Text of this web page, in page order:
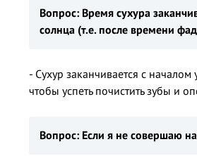
Вопрос: Время сухура
солнца (т.е. после времени
- Сухур заканчивается с
чтобы успеть почистить зубы и
Вопрос: Если я не совершаю